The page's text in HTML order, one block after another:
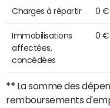
Charges à répartir 0 €
Immobilisations
affectées,
concédées
0 €
** La somme des
remboursements